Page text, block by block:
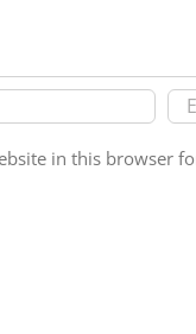
in this browser